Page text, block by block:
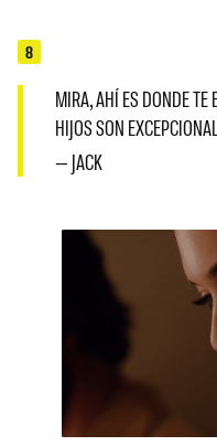
8
MIRA, AHÍ ES DONDE TE
HIJOS SON
— JACK